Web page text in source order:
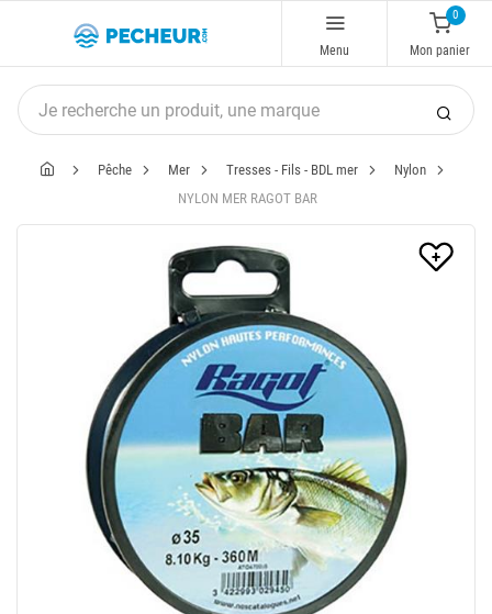
Menu
0
Mon panier
Pêche Mer Tresses - Fils - BDL mer
Nylon
NYLON MER RAGOT BAR